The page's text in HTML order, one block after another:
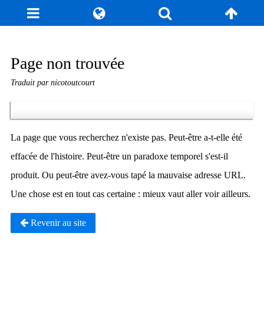
Page non trouvée
Traduit par nicotoutcourt
La page que vous recherchez n'existe pas. Peut-être a-t-elle été
effacée de l'histoire. Peut-être un paradoxe temporel s'est-il
produit. Ou peut-être avez-vous tapé la mauvaise adresse URL.
Une chose est en tout cas certaine : mieux vaut aller voir ailleurs.
Revenir au site